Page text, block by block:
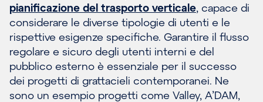
pianificazione del trasporto verticale, capace di
considerare le diverse tipologie di utenti e le
rispettive esigenze specifiche. Garantire il flusso
regolare e sicuro degli utenti interni e del
pubblico esterno è essenziale per il successo
dei progetti di grattacieli contemporanei. Ne
sono un esempio progetti come Valley, A’DAM,